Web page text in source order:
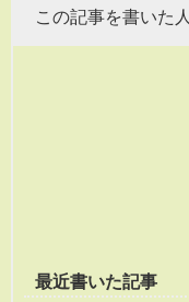
この記事を書いた人
最近書いた記事